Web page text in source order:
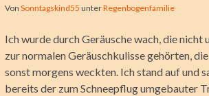
Von Sonntagskind55 unterRegenbogenfamilie
Ich wurde durch Geräusche wach, die nicht
zur normalen Ge­räusch­kulisse gehörten,
sonst morgens weckten. Ich stand auf und
bereits der zum Schneepflug umgebauter